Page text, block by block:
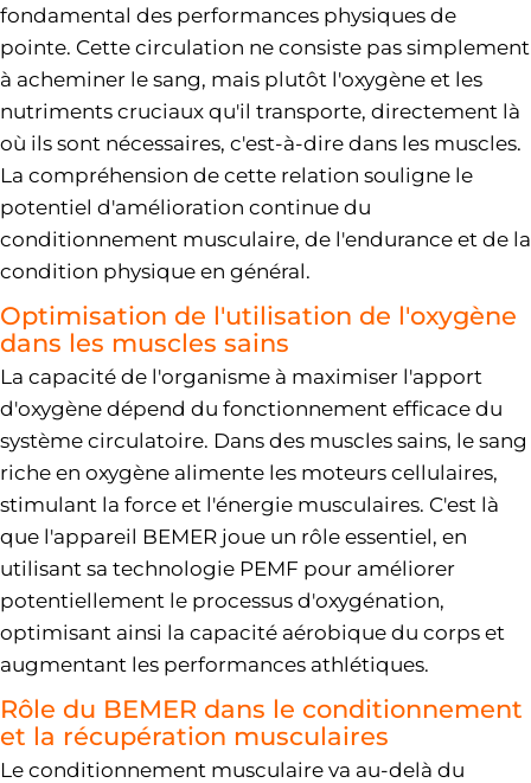
fondamental des performances physiques de
pointe. Cette circulation ne consiste pas simplement
à acheminer le sang, mais plutôt l'oxygène et les
nutriments cruciaux qu'il transporte, directement là
où ils sont nécessaires, c'est-à-dire dans les muscles.
La compréhension de cette relation souligne le
potentiel d'amélioration continue du
conditionnement musculaire, de l'endurance et de la
condition physique en général.
Optimisation de l'utilisation de l'oxygène
dans les muscles sains
La capacité de l'organisme à maximiser l'apport
d'oxygène dépend du fonctionnement efficace du
système circulatoire. Dans des muscles sains, le sang
riche en oxygène alimente les moteurs cellulaires,
stimulant la force et l'énergie musculaires. C'est là
que l'appareil BEMER joue un rôle essentiel, en
utilisant sa technologie PEMF pour améliorer
potentiellement le processus d'oxygénation,
optimisant ainsi la capacité aérobique du corps et
augmentant les performances athlétiques.
Rôle du BEMER dans le conditionnement
et la récupération musculaires
Le conditionnement musculaire va au-delà du